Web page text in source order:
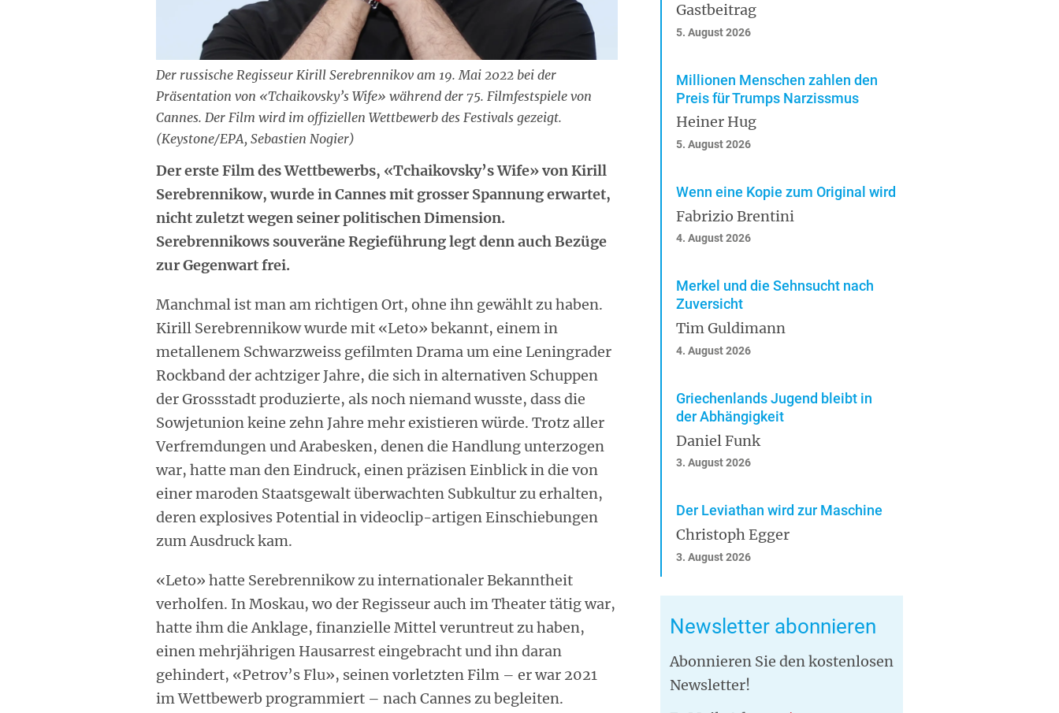
Der russische Regisseur Kirill Serebrennikov am 19. Mai 2022 bei der
Präsentation von «Tchaikovsky’s Wife» während der 75. Filmfestspiele von
Cannes. Der Film wird im offiziellen Wettbewerb des Festivals gezeigt.
(Keystone/EPA, Sebastien Nogier)
Der erste Film des Wettbewerbs, «Tchaikovsky’s Wife» von Kirill
Serebrennikow, wurde in Cannes mit grosser Spannung erwartet,
nicht zuletzt wegen seiner politischen Dimension.
Serebrennikows souveräne Regieführung legt denn auch Bezüge
zur Gegenwart frei.
Manchmal ist man am richtigen Ort, ohne ihn gewählt zu haben.
Kirill Serebrennikow wurde mit «Leto» bekannt, einem in
metallenem Schwarzweiss gefilmten Drama um eine Leningrader
Rockband der achtziger Jahre, die sich in alternativen Schuppen
der Grossstadt produzierte, als noch niemand wusste, dass die
Sowjetunion keine zehn Jahre mehr existieren würde. Trotz aller
Verfremdungen und Arabesken, denen die Handlung unterzogen
war, hatte man den Eindruck, einen präzisen Einblick in die von
einer maroden Staatsgewalt überwachten Subkultur zu erhalten,
deren explosives Potential in videoclip-artigen Einschiebungen
zum Ausdruck kam.
«Leto» hatte Serebrennikow zu internationaler Bekanntheit
verholfen. In Moskau, wo der Regisseur auch im Theater tätig war,
hatte ihm die Anklage, finanzielle Mittel veruntreut zu haben,
einen mehrjährigen Hausarrest eingebracht und ihn daran
gehindert, «Petrov’s Flu», seinen vorletzten Film – er war 2021
im Wettbewerb programmiert – nach Cannes zu begleiten.
Gastbeitrag
5. August 2026
Millionen Menschen zahlen den
Preis für Trumps Narzissmus
Heiner Hug
5. August 2026
Wenn eine Kopie zum Original wird
Fabrizio Brentini
4. August 2026
Merkel und die Sehnsucht nach
Zuversicht
Tim Guldimann
4. August 2026
Griechenlands Jugend bleibt in
der Abhängigkeit
Daniel Funk
3. August 2026
Der Leviathan wird zur Maschine
Christoph Egger
3. August 2026
Newsletter abonnieren
Abonnieren Sie den kostenlosen
Newsletter!